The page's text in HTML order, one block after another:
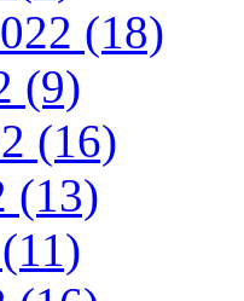
(18)
(9)
(16)
(13)